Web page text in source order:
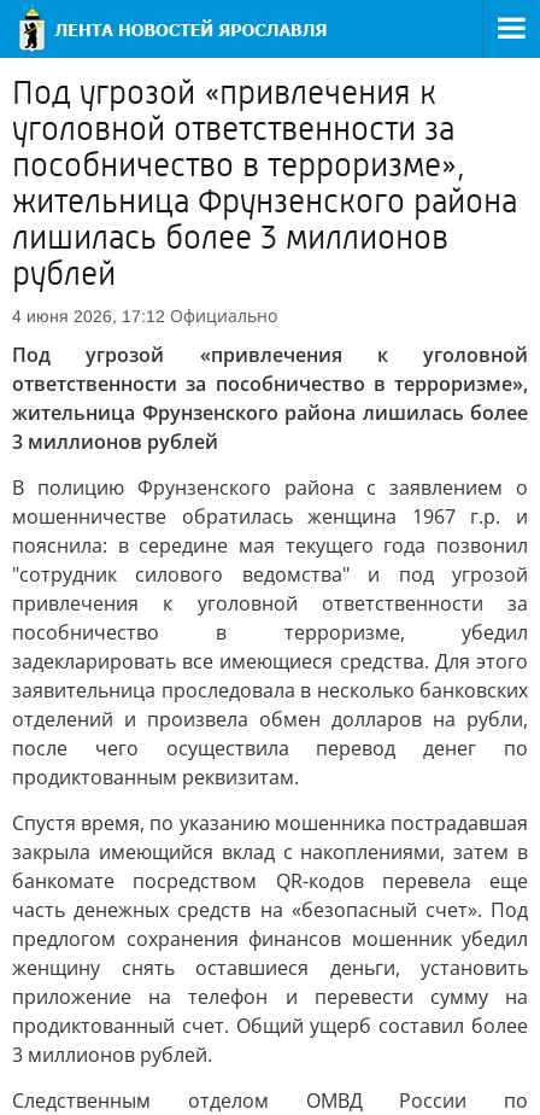
Под угрозой «привлечения к
уголовной ответственности за
пособничество в терроризме»,
жительница Фрунзенского района
лишилась более 3 миллионов
рублей
4 июня 2026, 17:12 Официально
Под угрозой «привлечения к уголовной
ответственности за пособничество в терроризме»,
жительница Фрунзенского района лишилась более
3 миллионов рублей
В полицию Фрунзенского района с заявлением о
мошенничестве обратилась женщина 1967 г.р. и
пояснила: в середине мая текущего года позвонил
"сотрудник силового ведомства" и под угрозой
привлечения к уголовной ответственности за
пособничество в терроризме, убедил
задекларировать все имеющиеся средства. Для этого
заявительница проследовала в несколько банковских
отделений и произвела обмен долларов на рубли,
после чего осуществила перевод денег по
продиктованным реквизитам.
Спустя время, по указанию мошенника пострадавшая
закрыла имеющийся вклад с накоплениями, затем в
банкомате посредством QR-кодов перевела еще
часть денежных средств на «безопасный счет». Под
предлогом сохранения финансов мошенник убедил
женщину снять оставшиеся деньги, установить
приложение на телефон и перевести сумму на
продиктованный счет. Общий ущерб составил более
3 миллионов рублей.
Следственным отделом ОМВД России по